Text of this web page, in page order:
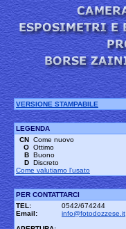
VERSIONE STAMPABILE
LEGENDA
CN Come nuovo
O Ottimo
B Buono
D Discreto
Come valutiamo l'usato
PER CONTATTARCI
TEL:
0542/674244
Email:
info@fotodozzese.it